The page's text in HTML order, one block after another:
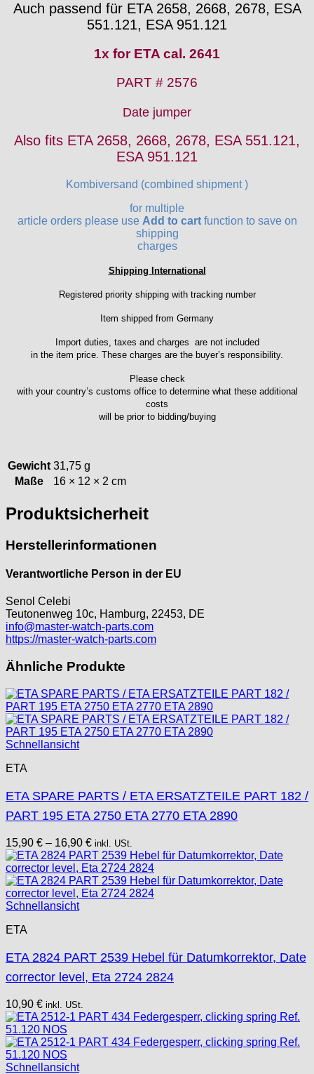
Ebosa
FHF
Helvetia
Jean Brun
Junghans
KF Grana
Lorsa
MSR
ORC
Otero
PUW
RL „Ronda"
ST "Standard "
Tissot
Unitas
Auch passend für ETA 2658, 2668, 2678, ESA
551.121, ESA 951.121
1x for ETA cal. 2641
PART # 2576
Date jumper
Also fits ETA 2658, 2668, 2678, ESA 551.121,
ESA 951.121
Kombiversand (combined shipment )
for multiple
article orders please use Add to cartfunction to save on
shipping
charges
Shipping International
Registered priority shipping with tracking number
Item shipped from Germany
Import duties, taxes and charges are not included
in the item price. These charges are the buyer’s responsibility.
Please check
with your country’s customs office to determine what these additional
costs
will be prior to bidding/buying
Gewicht 31,75 g
Maße
16 × 12 × 2 cm
Produktsicherheit
Herstellerinformationen
Verantwortliche Person in der EU
Senol Celebi
Teutonenweg 10c, Hamburg, 22453, DE
info@master-watch-parts.com
https://master-watch-parts.com
Ähnliche Produkte
Schnellansicht
ETA
ETA SPARE PARTS / ETA ERSATZTEILE PART 182 /
PART 195 ETA 2750 ETA 2770 ETA 2890
15,90 € – 16,90 € inkl. USt.
Schnellansicht
ETA
ETA 2824 PART 2539 Hebel für Datumkorrektor, Date
corrector level, Eta 2724 2824
10,90 € inkl. USt.
Schnellansicht